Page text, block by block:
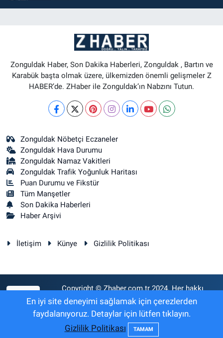
Zonguldak Haber, Son Dakika Haberleri, Zonguldak , Bartın ve
Karabük başta olmak üzere, ülkemizden önemli gelişmeler Z
HABER’de. ZHaber ile Zonguldak’ın Nabzını Tutun.
Zonguldak Nöbetçi Eczaneler
Zonguldak Hava Durumu
Zonguldak Namaz Vakitleri
Zonguldak Trafik Yoğunluk Haritası
Puan Durumu ve Fikstür
Tüm Manşetler
Son Dakika Haberleri
Haber Arşivi
İletişim Künye Gizlilik Politikası
Copyright © Zhaber.com.tr 2024. Her hakkı
saklıdır.
Haber Yazılımı:TE Bilişim
En iyi site deneyimi sağlamak için çerezlerden
faydalanıyoruz. Detaylar için lütfen tıklayın.
Gizlilik Politikası
TAMAM